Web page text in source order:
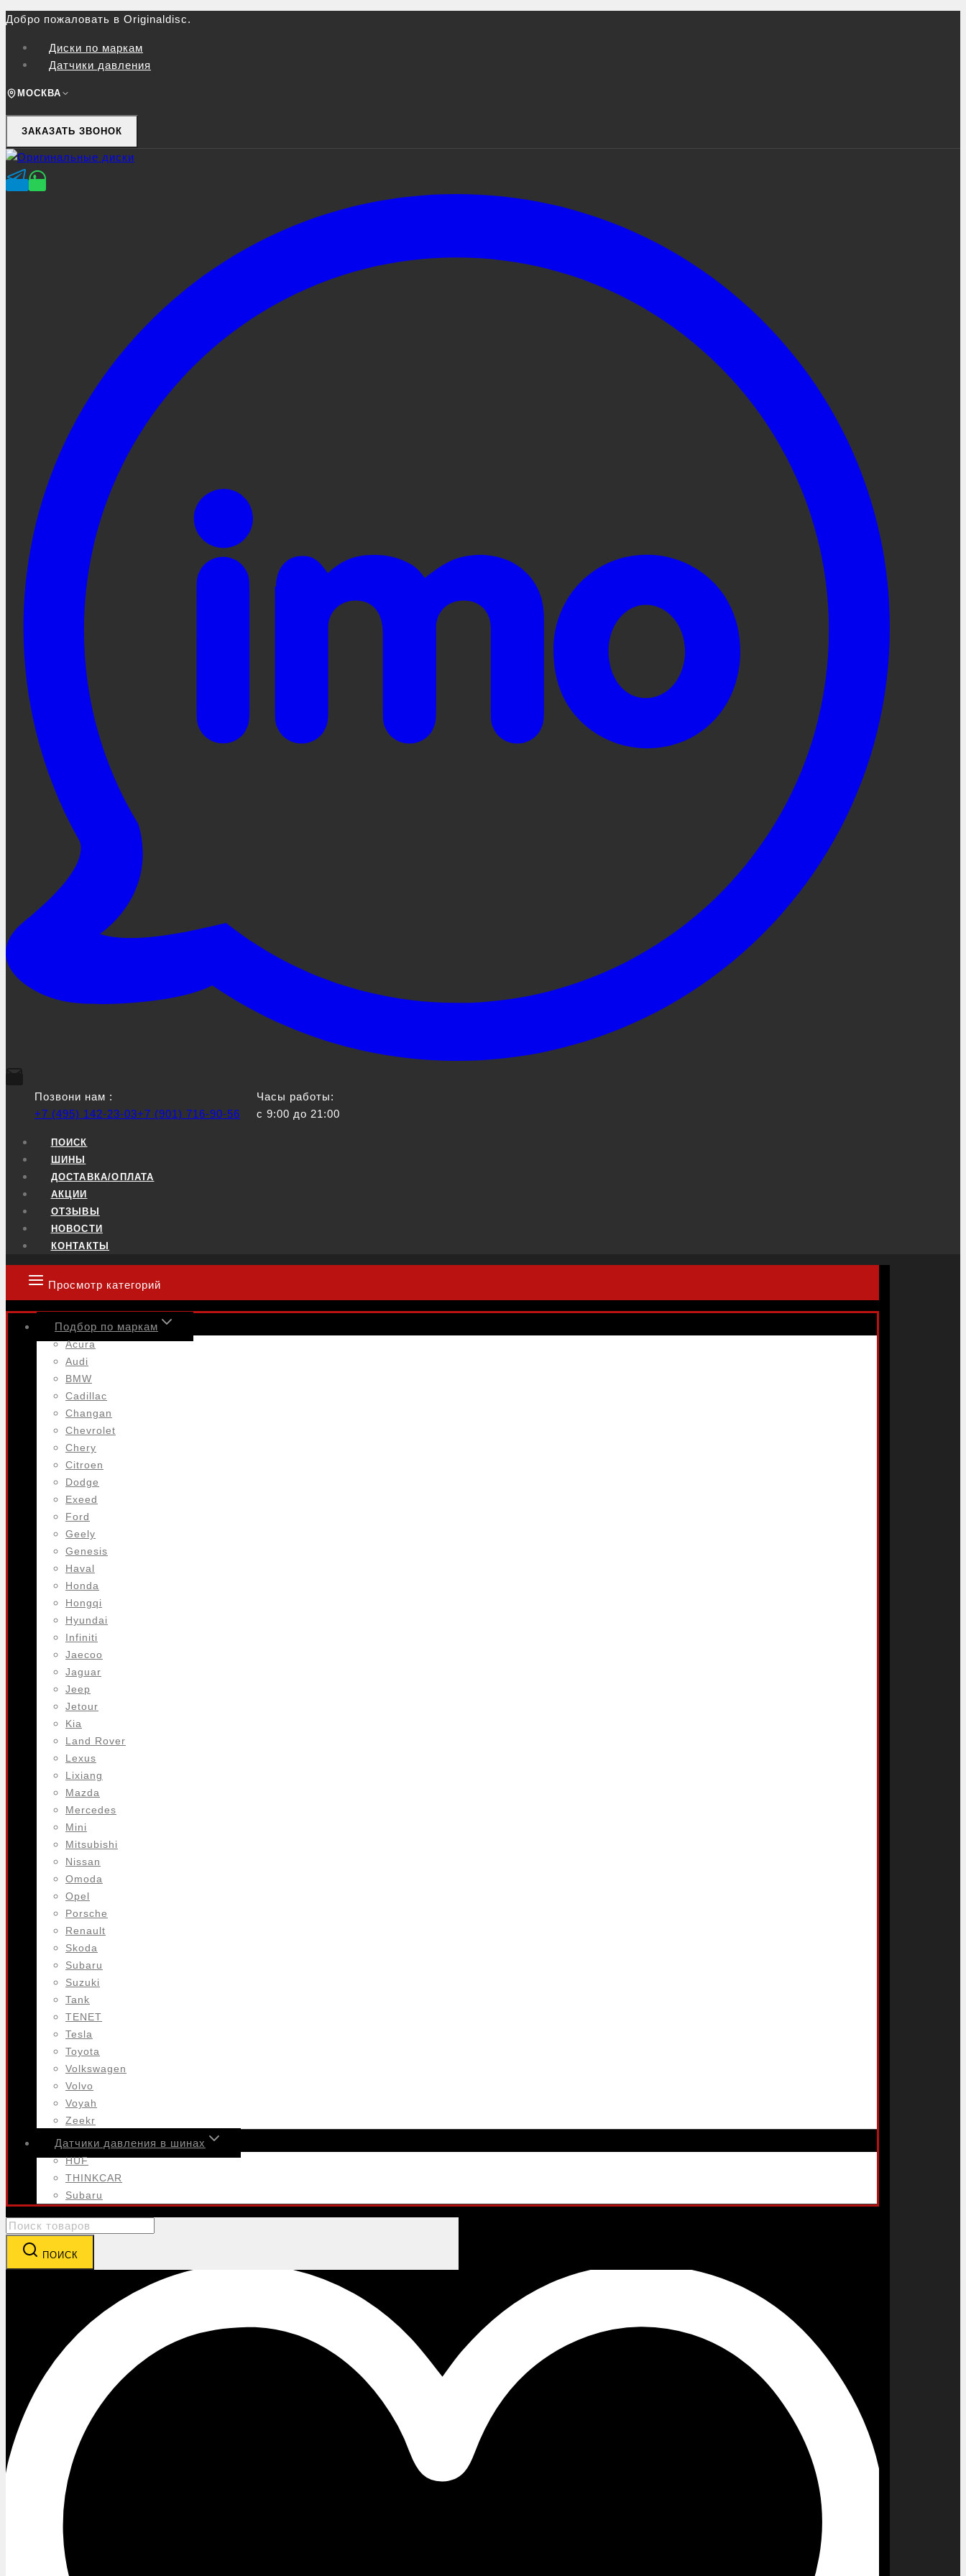
Перейти
контенту
Добро пожаловать в Originaldisc.
Диски по маркам
Датчики давления
МОСКВА
ЗАКАЗАТЬ ЗВОНОК
Позвони нам :
+7 (495) 142-23-03+7 (901) 716-90-56
Часы работы:
с 9:00 до 21:00
ПОИСК
ШИНЫ
ДОСТАВКА/ОПЛАТА
АКЦИИ
ОТЗЫВЫ
НОВОСТИ
КОНТАКТЫ
Просмотр категорий
Подбор по маркам
Acura
Audi
BMW
Cadillac
Changan
Chevrolet
Chery
Citroen
Dodge
Exeed
Ford
Geely
Genesis
Haval
Honda
Hongqi
Hyundai
Infiniti
Jaecoo
Jaguar
Jeep
Jetour
Kia
Land Rover
Lexus
Lixiang
Mazda
Mercedes
Mini
Mitsubishi
Nissan
Omoda
Opel
Porsche
Renault
Skoda
Subaru
Suzuki
Tank
TENET
Tesla
Toyota
Volkswagen
Volvo
Voyah
Zeekr
Датчики давления в шинах
HUF
THINKCAR
Subaru
Search
ПОИСК